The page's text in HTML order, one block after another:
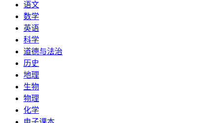
语文
数学
英语
科学
道德与法治
历史
地理
生物
物理
化学